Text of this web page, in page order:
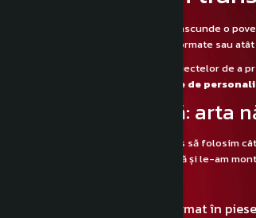
În spatele fiecărui disc de vinil se ascunde o
acele discuri de vinil zgâriate, deformate sau
, credem în puterea obiectelor de a
spectaculoase, originale și pline de
Am început acasă: arta
Totul a pornit acasă, unde am decis să folosim
le-am vopsit manual în stil mandală și le-am
🖼️ Discurile s-au transformat în